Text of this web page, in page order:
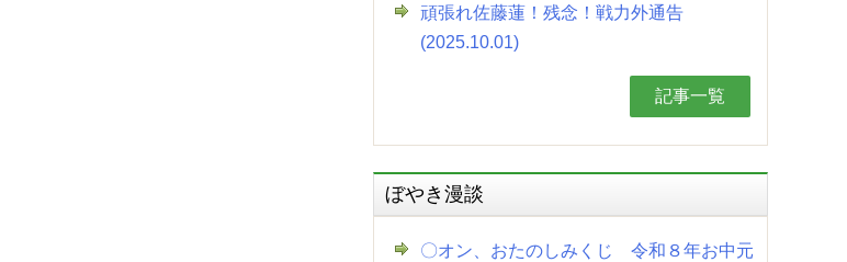
頑張れ佐藤蓮！残念！戦力外通告
(2025.10.01)
記事一覧
ぼやき漫談
〇オン、おたのしみくじ 令和８年お中元